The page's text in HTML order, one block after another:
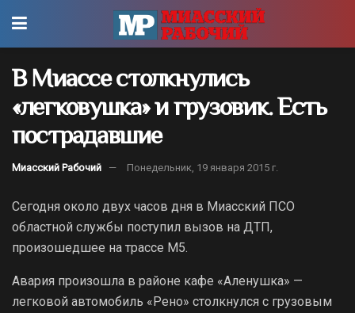
В Миассе столкнулись
«легковушка» и грузовик. Есть
пострадавшие
Миасский Рабочий Понедельник, 19 января 2015 г.
Сегодня около двух часов дня в Миасский ПСО
областной службы поступил вызов на ДТП,
произошедшее на трассе М5.
Авария произошла в районе кафе «Аленушка» —
легковой автомобиль «Рено» столкнулся с грузовым